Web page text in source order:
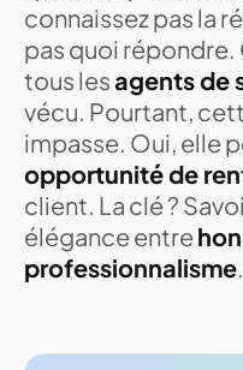
connaissez pas la
pas quoi répondre.
tous lesagents de
vécu. Pourtant,
impasse. Oui, elle
opportunité de
client. La clé ?
élégance entre
professionnalisme.